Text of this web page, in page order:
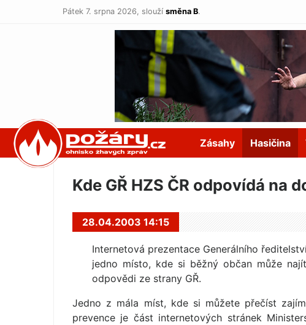
Pátek 7. srpna 2026, slouží směna B.
POŽÁRY.cz Zásahy Hasičina
Kde GŘ HZS ČR odpovídá na
28.04.2003 14:15
Internetová prezentace Generálního
jedno místo, kde si běžný občan může
odpovědi ze strany GŘ.
Jedno z mála míst, kde si můžete přečíst
prevence je část internetových stránek